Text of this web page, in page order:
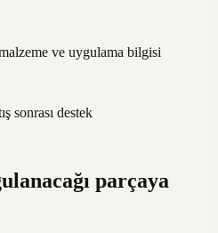
ve uygulama bilgisi
sonrası destek
parçaya